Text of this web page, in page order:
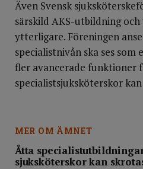
Även Svensk
särskild AKS-utbildning
ytterligare. Föreningen
specialistnivån ska ses
fler avancerade funktioner
specialistsjuksköterskor
MER OM ÄMNET
Åtta
sjuksköterskor kan